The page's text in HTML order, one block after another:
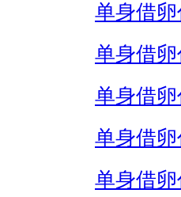
单身借卵
单身借
单身借
单身借
单身借